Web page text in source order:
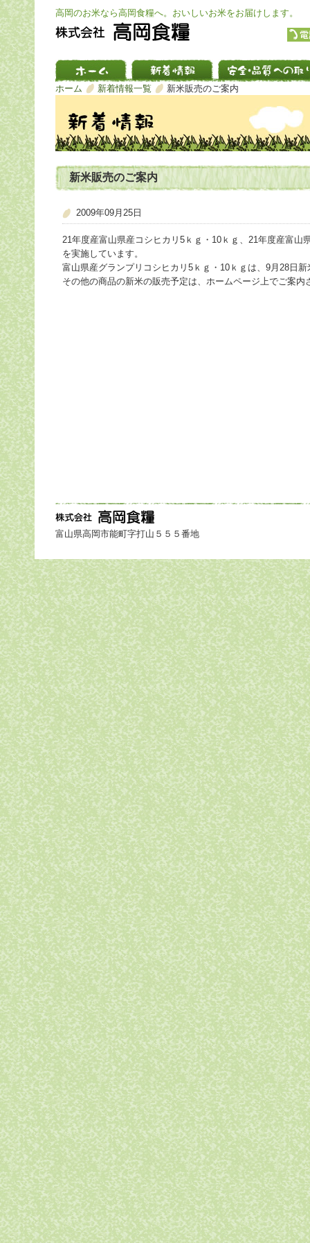
高岡のお米なら高岡食糧へ。おいしいお米をお届けします。
ホーム 新着情報一覧 新米販売のご案内
新米販売のご案内
2009年09月25日
21年度産富山県産コシヒカリ5ｋｇ・10ｋｇ、21年度産富山
を実施しています。
富山県産グランプリコシヒカリ5ｋｇ・10ｋｇは、9月28日
その他の商品の新米の販売予定は、ホームページ上でご案内
富山県高岡市能町字打山５５５番地